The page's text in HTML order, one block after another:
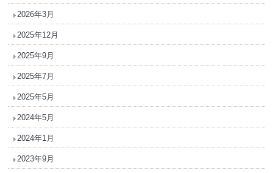
2026年3月
2025年12月
2025年9月
2025年7月
2025年5月
2024年5月
2024年1月
2023年9月